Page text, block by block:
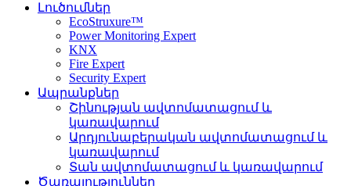
Լուծումներ
EcoStruxure™
Power Monitoring Expert
KNX
Fire Expert
Security Expert
Ապրանքներ
Շինության ավտոմատացում և
կառավարում
Արդյունաբերական ավտոմատացում և
կառավարում
Տան ավտոմատացում և կառավարում
Ծառայություններ